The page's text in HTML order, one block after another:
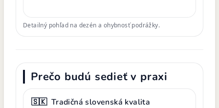
Detailný pohľad na dezén a ohybnosť podrážky.
Prečo budú sedieť v praxi
🇸🇰 Tradičná slovenská kvalita